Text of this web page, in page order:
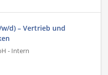
d) – Vertrieb und
- Intern